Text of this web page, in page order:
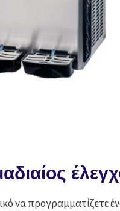
να προγραμματίζετε